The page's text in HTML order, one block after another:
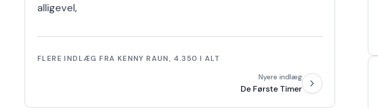
alligevel,
FLERE INDLÆG FRA KENNY RAUN , 4.350 I ALT
Nyere indlæg
De Første Timer